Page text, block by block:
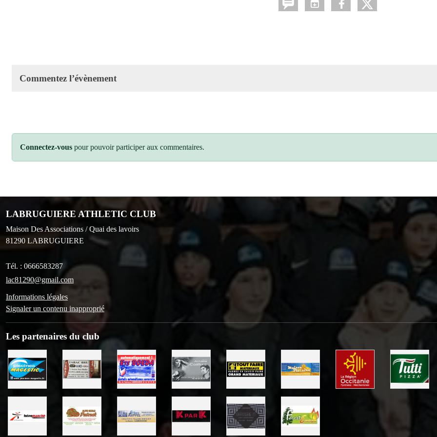
Commentez l’évènement
Connectez-vous pour pouvoir participer aux commentaires.
LABRUGUIERE ATHLETIC CLUB
Maison Des Associations / Quai des lavoirs
81290 LABRUGUIERE
Tél. : 0666583287
lac81290@gmail.com
Informations légales
Signaler un contenu inapproprié
Les partenaires du club